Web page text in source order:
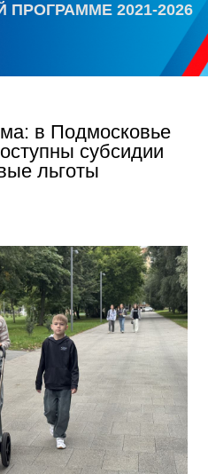
2021-2026
в Подмосковье
субсидии
льготы